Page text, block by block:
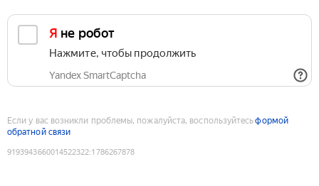
Я не робот
Нажмите, чтобы продолжить
Yandex SmartCaptcha
Если у вас возникли проблемы, пожалуйста, воспользуйтесьформой
обратной связи
9193943660014522322:1786267878